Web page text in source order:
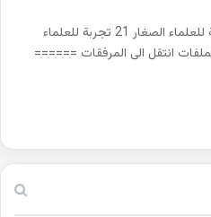
21 تجربة للعلماء الصغار 21 تجربة للعلماء الصغار 21 تجربة للعلماء
انتقل الى المرفقات ======